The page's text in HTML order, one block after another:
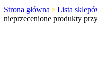
Strona główna Lista
nieprzecenione produkty